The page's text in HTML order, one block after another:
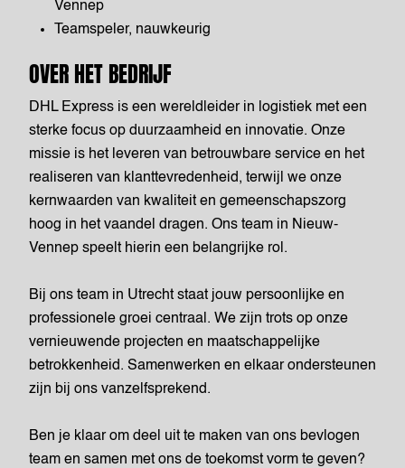
Vennep
Teamspeler, nauwkeurig
OVER HET BEDRIJF
DHL Express is een wereldleider in logistiek met een
sterke focus op duurzaamheid en innovatie. Onze
missie is het leveren van betrouwbare service en het
realiseren van klanttevredenheid, terwijl we onze
kernwaarden van kwaliteit en gemeenschapszorg
hoog in het vaandel dragen. Ons team in Nieuw-
Vennep speelt hierin een belangrijke rol.
Bij ons team in Utrecht staat jouw persoonlijke en
professionele groei centraal. We zijn trots op onze
vernieuwende projecten en maatschappelijke
betrokkenheid. Samenwerken en elkaar ondersteunen
zijn bij ons vanzelfsprekend.
Ben je klaar om deel uit te maken van ons bevlogen
team en samen met ons de toekomst vorm te geven?